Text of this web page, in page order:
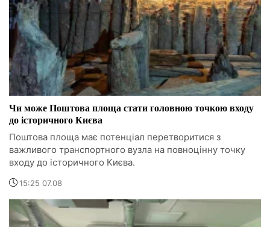
Чи може Поштова площа стати головною точкою входу
до історичного Києва
Поштова площа має потенціал перетворитися з
важливого транспортного вузла на повноцінну точку
входу до історичного Києва.
15:25 07.08